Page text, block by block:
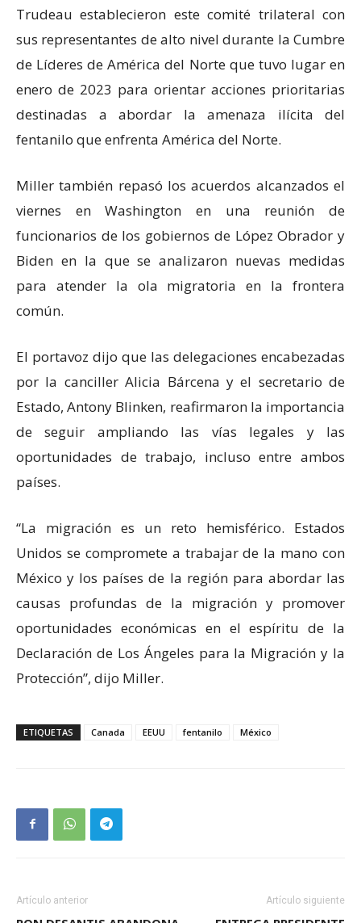
Trudeau establecieron este comité trilateral con
sus representantes de alto nivel durante la Cumbre
de Líderes de América del Norte que tuvo lugar en
enero de 2023 para orientar acciones prioritarias
destinadas a abordar la amenaza ilícita del
fentanilo que enfrenta América del Norte.
Miller también repasó los acuerdos alcanzados el
viernes en Washington en una reunión de
funcionarios de los gobiernos de López Obrador y
Biden en la que se analizaron nuevas medidas
para atender la ola migratoria en la frontera
común.
El portavoz dijo que las delegaciones encabezadas
por la canciller Alicia Bárcena y el secretario de
Estado, Antony Blinken, reafirmaron la importancia
de seguir ampliando las vías legales y las
oportunidades de trabajo, incluso entre ambos
países.
“La migración es un reto hemisférico. Estados
Unidos se compromete a trabajar de la mano con
México y los países de la región para abordar las
causas profundas de la migración y promover
oportunidades económicas en el espíritu de la
Declaración de Los Ángeles para la Migración y la
Protección”, dijo Miller.
ETIQUETAS Canada EEUU fentanilo México
Artículo anterior Artículo siguiente